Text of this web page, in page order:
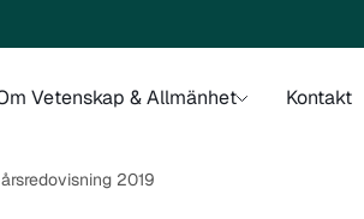
Vetenskap & Allmänhet Kontakt
2019